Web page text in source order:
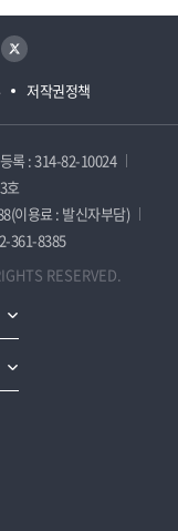
저작권정책
트위터
록 : 314-82-10024
호
이용료 : 발신자부담)
361-8385
RESERVED.